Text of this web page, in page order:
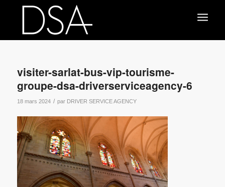
visiter-sarlat-bus-vip-tourisme-
groupe-dsa-driverserviceagency-6
18 mars 2024 / par DRIVER SERVICE AGENCY